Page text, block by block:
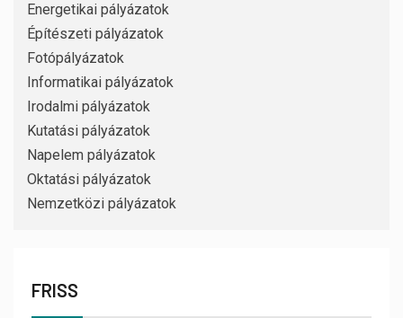
Energetikai pályázatok
Építészeti pályázatok
Fotópályázatok
Informatikai pályázatok
Irodalmi pályázatok
Kutatási pályázatok
Napelem pályázatok
Oktatási pályázatok
Nemzetközi pályázatok
FRISS